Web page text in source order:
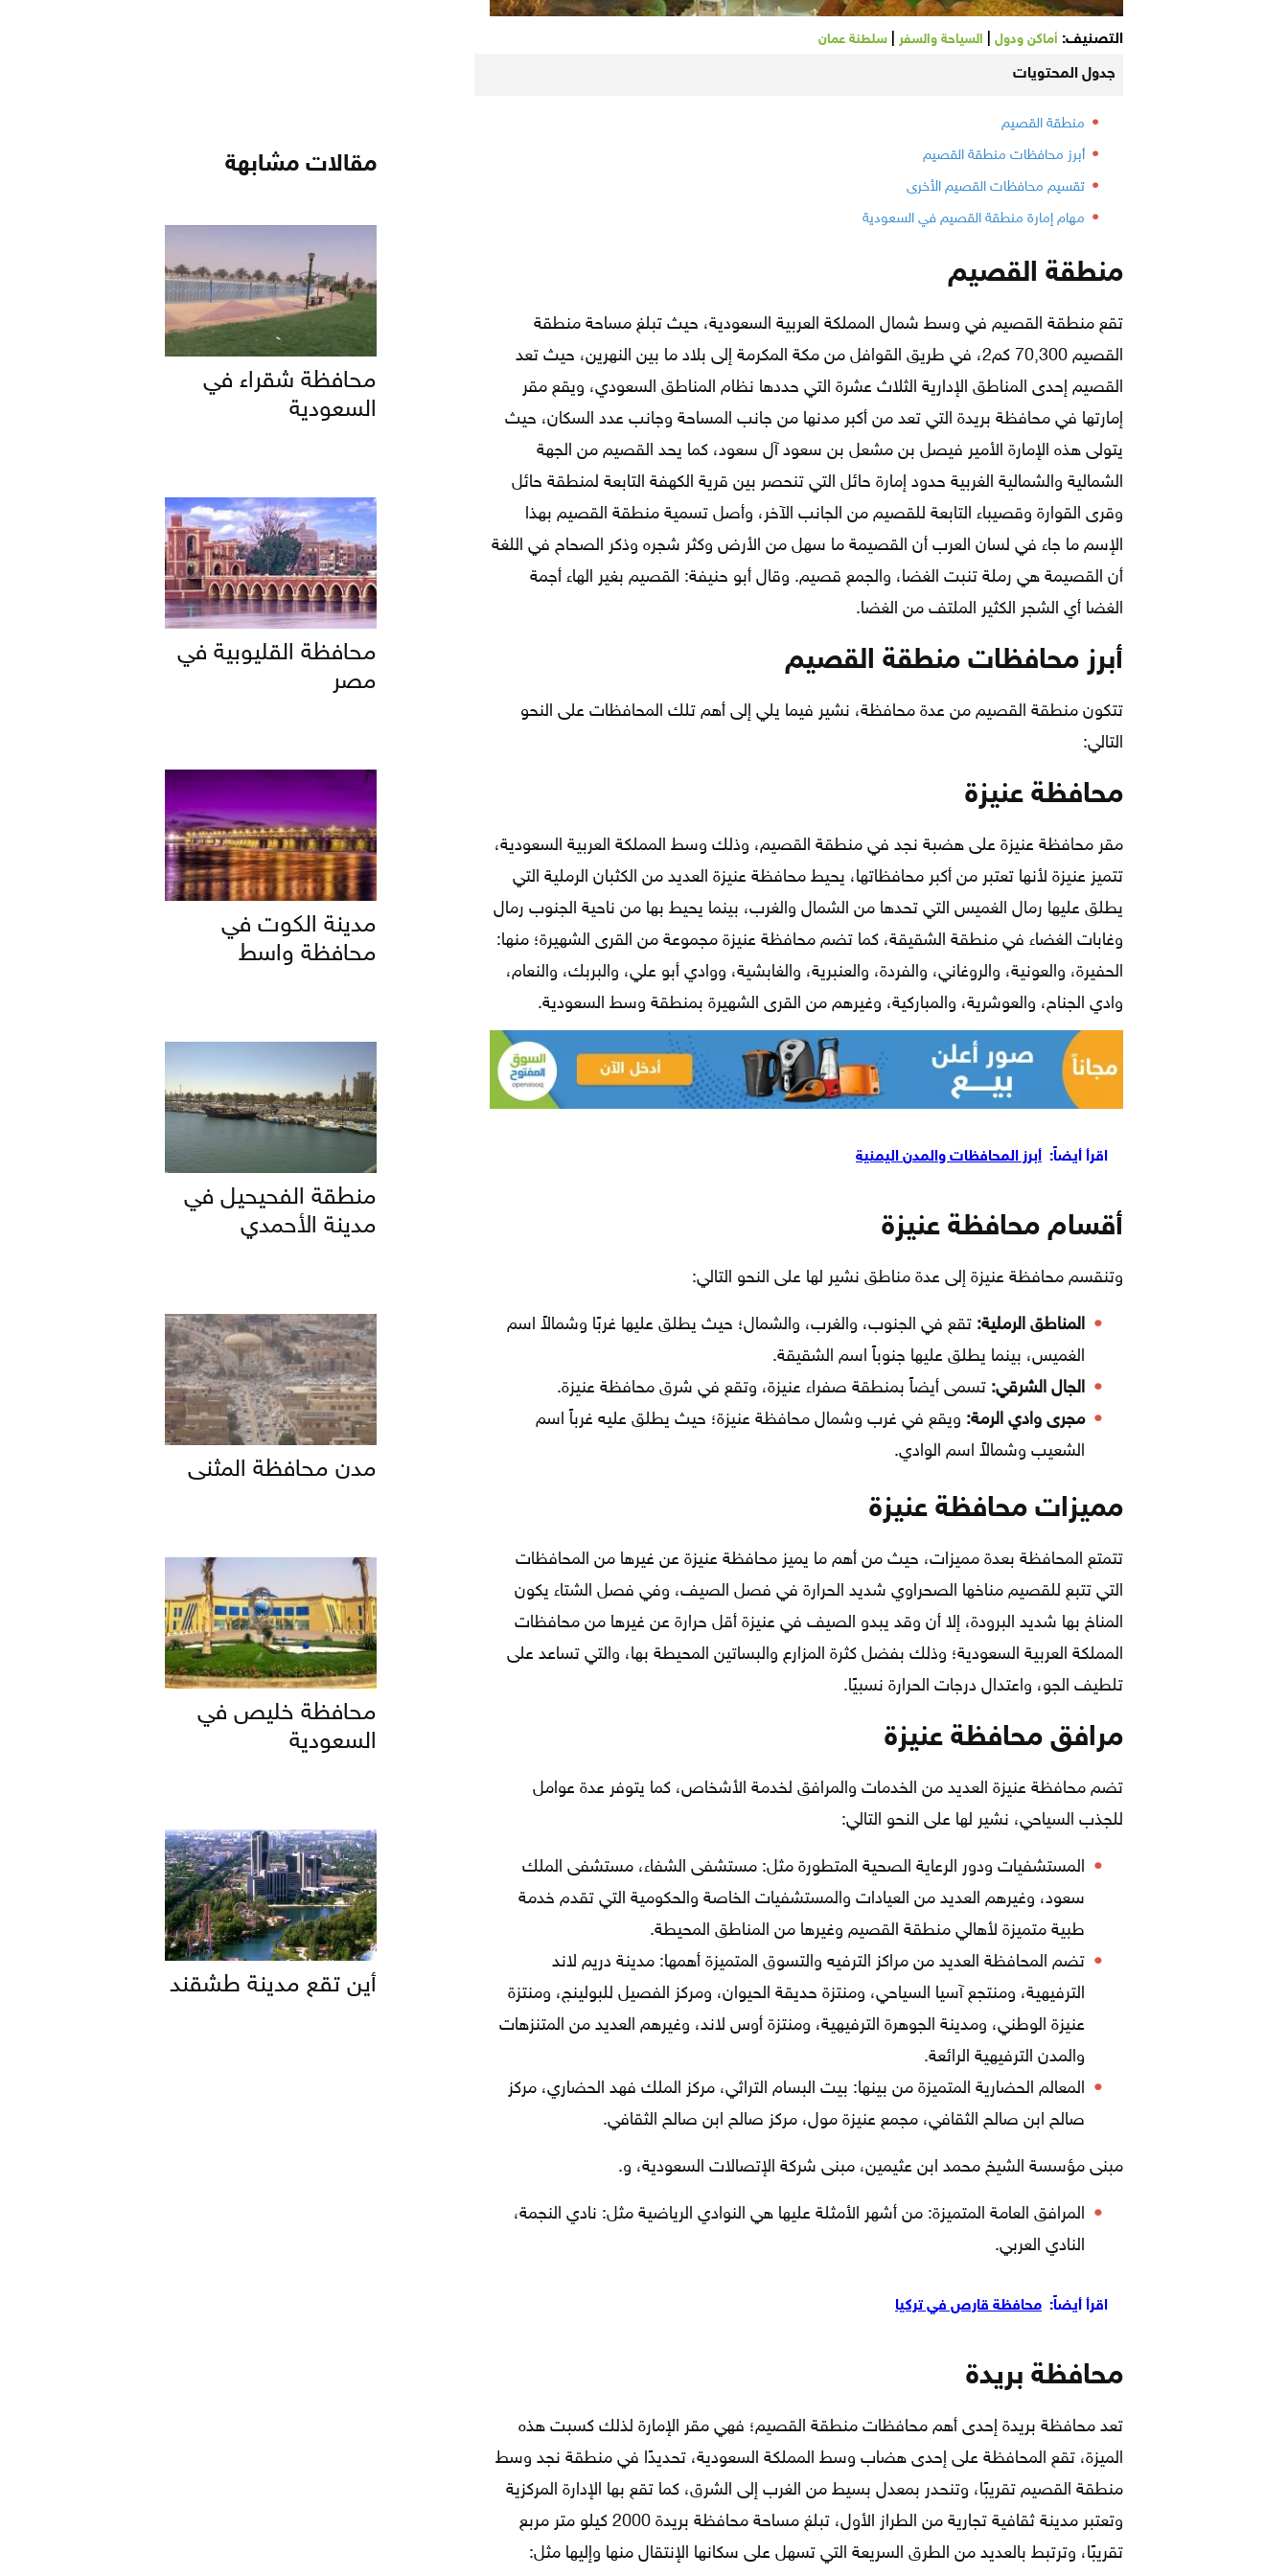
التصنيف: أماكن ودول السياحة والسفر سلطنة عمان
جدول المحتويات
منطقة القصيم
أبرز محافظات منطقة القصيم
تقسيم محافظات القصيم الأخرى
مهام إمارة منطقة القصيم في السعودية
منطقة القصيم
تقع منطقة القصيم في وسط شمال المملكة العربية السعودية، حيث تبلغ مساحة منطقة
القصيم 70,300 كم2، في طريق القوافل من مكة المكرمة إلى بلاد ما بين النهرين، حيث تعد
القصيم إحدى المناطق الإدارية الثلاث عشرة التي حددها نظام المناطق السعودي، ويقع مقر
إمارتها في محافظة بريدة التي تعد من أكبر مدنها من جانب المساحة وجانب عدد السكان، حيث
يتولى هذه الإمارة الأمير فيصل بن مشعل بن سعود آل سعود، كما يحد القصيم من الجهة
الشمالية والشمالية الغربية حدود إمارة حائل التي تنحصر بين قرية الكهفة التابعة لمنطقة حائل
وقرى القوارة وقصيباء التابعة للقصيم من الجانب الآخر، وأصل تسمية منطقة القصيم بهذا
الإسم ما جاء في لسان العرب أن القصيمة ما سهل من الأرض وكثر شجره وذكر الصحاح في اللغة
أن القصيمة هي رملة تنبت الغضا، والجمع قصيم. وقال أبو حنيفة: القصيم بغير الهاء أجمة
الغضا أي الشجر الكثير الملتف من الغضا.
أبرز محافظات منطقة القصيم
تتكون منطقة القصيم من عدة محافظة، نشير فيما يلي إلى أهم تلك المحافظات على النحو
التالي:
محافظة عنيزة
مقر محافظة عنيزة على هضبة نجد في منطقة القصيم، وذلك وسط المملكة العربية السعودية،
تتميز عنيزة لأنها تعتبر من أكبر محافظاتها، يحيط محافظة عنيزة العديد من الكثبان الرملية التي
يطلق عليها رمال الغميس التي تحدها من الشمال والغرب، بينما يحيط بها من ناحية الجنوب رمال
وغابات الغضاء في منطقة الشقيقة، كما تضم محافظة عنيزة مجموعة من القرى الشهيرة؛ منها:
الحفيرة، والعونية، والروغاني، والفردة، والعنبرية، والغابشية، ووادي أبو علي، والبربك، والنعام،
وادي الجناح، والعوشرية، والمباركية، وغيرهم من القرى الشهيرة بمنطقة وسط السعودية.
اقرأ أيضاً: أبرز المحافظات والمدن اليمنية
أقسام محافظة عنيزة
وتنقسم محافظة عنيزة إلى عدة مناطق نشير لها على النحو التالي:
المناطق الرملية: تقع في الجنوب، والغرب، والشمال؛ حيث يطلق عليها غربًا وشمالاً اسم
الغميس، بينما يطلق عليها جنوباً اسم الشقيقة.
الجال الشرقي: تسمى أيضاً بمنطقة صفراء عنيزة، وتقع في شرق محافظة عنيزة.
مجرى وادي الرمة: ويقع في غرب وشمال محافظة عنيزة؛ حيث يطلق عليه غرباً اسم
الشعيب وشمالاً اسم الوادي.
مميزات محافظة عنيزة
تتمتع المحافظة بعدة مميزات، حيث من أهم ما يميز محافظة عنيزة عن غيرها من المحافظات
التي تتبع للقصيم مناخها الصحراوي شديد الحرارة في فصل الصيف، وفي فصل الشتاء يكون
المناخ بها شديد البرودة، إلا أن وقد يبدو الصيف في عنيزة أقل حرارة عن غيرها من محافظات
المملكة العربية السعودية؛ وذلك بفضل كثرة المزارع والبساتين المحيطة بها، والتي تساعد على
تلطيف الجو، واعتدال درجات الحرارة نسبيًا.
مرافق محافظة عنيزة
تضم محافظة عنيزة العديد من الخدمات والمرافق لخدمة الأشخاص، كما يتوفر عدة عوامل
للجذب السياحي، نشير لها على النحو التالي:
المستشفيات ودور الرعاية الصحية المتطورة مثل: مستشفى الشفاء، مستشفى الملك
سعود، وغيرهم العديد من العيادات والمستشفيات الخاصة والحكومية التي تقدم خدمة
طبية متميزة لأهالي منطقة القصيم وغيرها من المناطق المحيطة.
تضم المحافظة العديد من مراكز الترفيه والتسوق المتميزة أهمها: مدينة دريم لاند
الترفيهية، ومنتجع آسيا السياحي، ومنتزة حديقة الحيوان، ومركز الفصيل للبولينج، ومنتزة
عنيزة الوطني، ومدينة الجوهرة الترفيهية، ومنتزة أوس لاند، وغيرهم العديد من المتنزهات
والمدن الترفيهية الرائعة.
المعالم الحضارية المتميزة من بينها: بيت البسام التراثي، مركز الملك فهد الحضاري، مركز
صالح ابن صالح الثقافي، مجمع عنيزة مول، مركز صالح ابن صالح الثقافي.
مبنى مؤسسة الشيخ محمد ابن عثيمين، مبنى شركة الإتصالات السعودية، و.
المرافق العامة المتميزة: من أشهر الأمثلة عليها هي النوادي الرياضية مثل: نادي النجمة،
النادي العربي.
اقرأ أيضاً: محافظة قارص في تركيا
محافظة بريدة
تعد محافظة بريدة إحدى أهم محافظات منطقة القصيم؛ فهي مقر الإمارة لذلك كسبت هذه
الميزة، تقع المحافظة على إحدى هضاب وسط المملكة السعودية، تحديدًا في منطقة نجد وسط
منطقة القصيم تقريبًا، وتنحدر بمعدل بسيط من الغرب إلى الشرق، كما تقع بها الإدارة المركزية
وتعتبر مدينة ثقافية تجارية من الطراز الأول، تبلغ مساحة محافظة بريدة 2000 كيلو متر مربع
تقريبًا، وترتبط بالعديد من الطرق السريعة التي تسهل على سكانها الإنتقال منها وإليها مثل:
مقالات مشابهة
محافظة شقراء في
السعودية
محافظة القليوبية في
مصر
مدينة الكوت في
محافظة واسط
منطقة الفحيحيل في
مدينة الأحمدي
مدن محافظة المثنى
محافظة خليص في
السعودية
أين تقع مدينة طشقند